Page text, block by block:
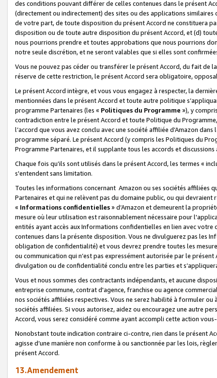
des conditions pouvant différer de celles contenues dans le présent
(directement ou indirectement) des sites ou des applications
de votre part, de toute disposition du présent Accord ne constituera
disposition ou de toute autre disposition du présent Accord, et (d)
nous pourrions prendre et toutes approbations que nous pourrions
notre seule discrétion, et ne seront valables que si elles sont
Vous ne pouvez pas céder ou transférer le présent Accord, du fait de
réserve de cette restriction, le présent Accord sera obligatoire,
Le présent Accord intègre, et vous vous engagez à respecter, la
mentionnées dans le présent Accord et toute autre politique
programme Partenaires (les « Politiques du Programme »), y
contradiction entre le présent Accord et toute Politique du
l’accord que vous avez conclu avec une société affiliée d’Amazon
programme séparé. Le présent Accord (y compris les Politiques du
Programme Partenaires, et il supplante tous les accords et discussions
Chaque fois qu’ils sont utilisés dans le présent Accord, les termes «
s'entendent sans limitation.
Toutes les informations concernant Amazon ou ses sociétés affiliées
Partenaires et qui ne relèvent pas du domaine public, ou qui
« Informations confidentielles» d’Amazon et demeurent la
mesure où leur utilisation est raisonnablement nécessaire pour
entités ayant accès aux Informations confidentielles en lien avec
contenues dans la présente disposition. Vous ne divulguerez pas les
obligation de confidentialité) et vous devrez prendre toutes les
ou communication qui n’est pas expressément autorisée par le
divulgation ou de confidentialité conclu entre les parties et
Vous et nous sommes des contractants indépendants, et aucune
entreprise commune, contrat d'agence, franchise ou agence
nos sociétés affiliées respectives. Vous ne serez habilité à formuler
sociétés affiliées. Si vous autorisez, aidez ou encouragez une autre
Accord, vous serez considéré comme ayant accompli cette action
Nonobstant toute indication contraire ci-contre, rien dans le présent
agisse d’une manière non conforme à ou sanctionnée par les lois,
présent Accord.
13.Amendement